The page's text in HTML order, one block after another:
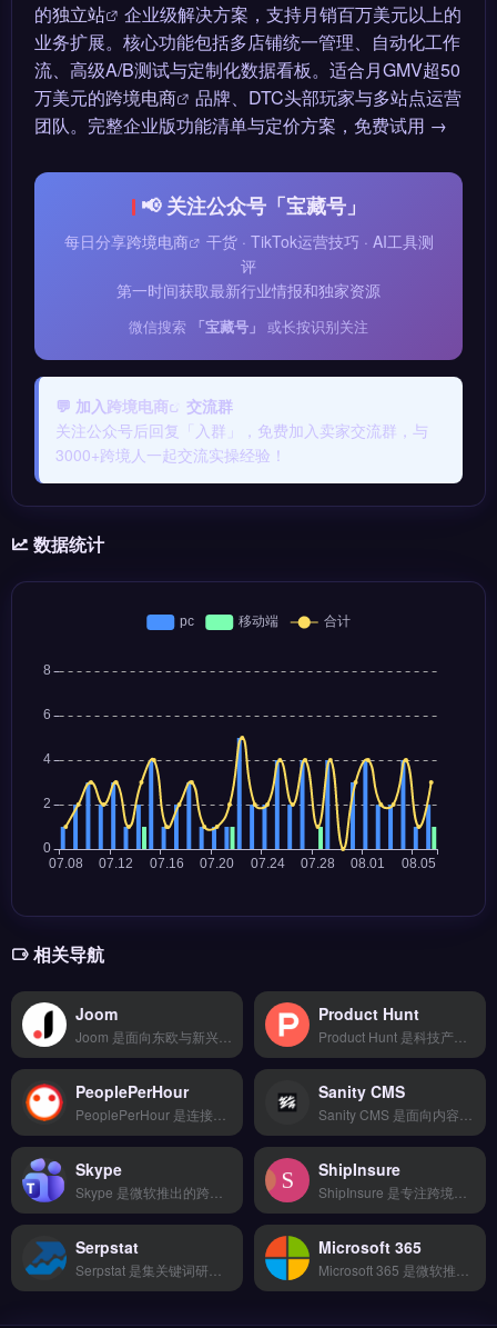
的独立站
企业级解决方案，支持月销百万美元以上的
业务扩展。核心功能包括多店铺统一管理、自动化工作
流、高级A/B测试与定制化数据看板。适合月GMV超50
万美元的跨境电商
品牌、DTC头部玩家与多站点运营
团队。完整企业版功能清单与定价方案，免费试用 →
📢 关注公众号「宝藏号」
每日分享跨境电商
干货 · TikTok运营技巧 · AI工具测
评
第一时间获取最新行业情报和独家资源
微信搜索 「宝藏号」 或长按识别关注
💬 加入跨境电商
交流群
关注公众号后回复「入群」，免费加入卖家交流群，与
3000+跨境人一起交流实操经验！
数据统计
相关导航
Joom Product Hunt
PeoplePerHour Sanity CMS
Skype ShipInsure
Serpstat Microsoft 365